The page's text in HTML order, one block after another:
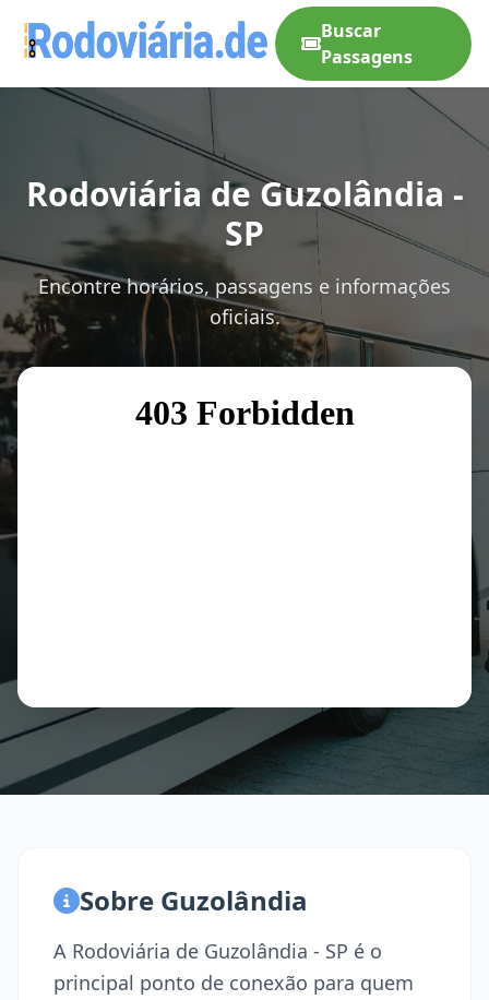
Buscar
Passagens
Rodoviária de Guzolândia -
SP
Encontre horários, passagens e informações
oficiais.
Sobre Guzolândia
A Rodoviária de Guzolândia - SP é o
principal ponto de conexão para quem